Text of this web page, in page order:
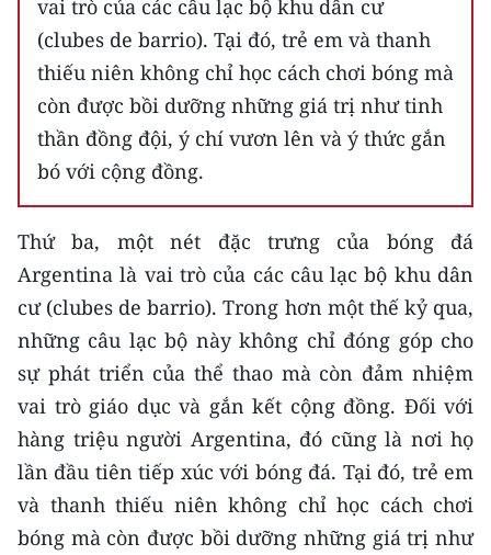
vai trò của các câu lạc bộ khu dân cư
(clubes de barrio). Tại đó, trẻ em và thanh
thiếu niên không chỉ học cách chơi bóng mà
còn được bồi dưỡng những giá trị như tinh
thần đồng đội, ý chí vươn lên và ý thức gắn
bó với cộng đồng.
Thứ ba, một nét đặc trưng của bóng đá
Argentina là vai trò của các câu lạc bộ khu dân
cư (clubes de barrio). Trong hơn một thế kỷ qua,
những câu lạc bộ này không chỉ đóng góp cho
sự phát triển của thể thao mà còn đảm nhiệm
vai trò giáo dục và gắn kết cộng đồng. Đối với
hàng triệu người Argentina, đó cũng là nơi họ
lần đầu tiên tiếp xúc với bóng đá. Tại đó, trẻ em
và thanh thiếu niên không chỉ học cách chơi
bóng mà còn được bồi dưỡng những giá trị như